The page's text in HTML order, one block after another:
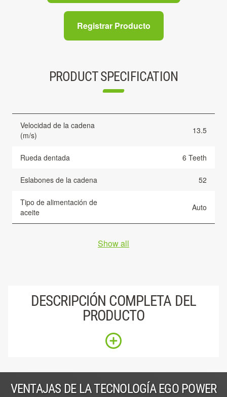
Registrar Producto
PRODUCT SPECIFICATION
Velocidad de la cadena
(m/s)
13.5
Rueda dentada 6 Teeth
Eslabones de la cadena 52
Tipo de alimentación de
aceite
Auto
Show all
DESCRIPCIÓN COMPLETA DEL
PRODUCTO
VENTAJAS DE LA TECNOLOGÍA EGO POWER